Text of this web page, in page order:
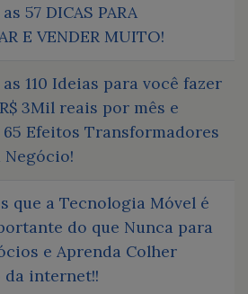
57 DICAS PARA
E VENDER MUITO!
110 Ideias para você fazer
3Mil reais por mês e
Efeitos Transformadores
Negócio!
que a Tecnologia Móvel é
do que Nunca para
e Aprenda Colher
internet!!